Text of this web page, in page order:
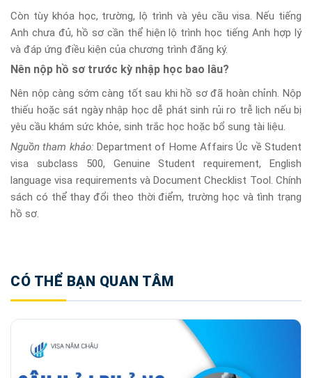
Còn tùy khóa học, trường, lộ trình và yêu cầu visa. Nếu tiếng
Anh chưa đủ, hồ sơ cần thể hiện lộ trình học tiếng Anh hợp lý
và đáp ứng điều kiện của chương trình đăng ký.
Nên nộp hồ sơ trước kỳ nhập học bao lâu?
Nên nộp càng sớm càng tốt sau khi hồ sơ đã hoàn chỉnh. Nộp
thiếu hoặc sát ngày nhập học dễ phát sinh rủi ro trễ lịch nếu bị
yêu cầu khám sức khỏe, sinh trắc học hoặc bổ sung tài liệu.
Nguồn tham khảo: Department of Home Affairs Úc về Student
visa subclass 500, Genuine Student requirement, English
language visa requirements và Document Checklist Tool. Chính
sách có thể thay đổi theo thời điểm, trường học và tình trạng
hồ sơ.
CÓ THỂ BẠN QUAN TÂM